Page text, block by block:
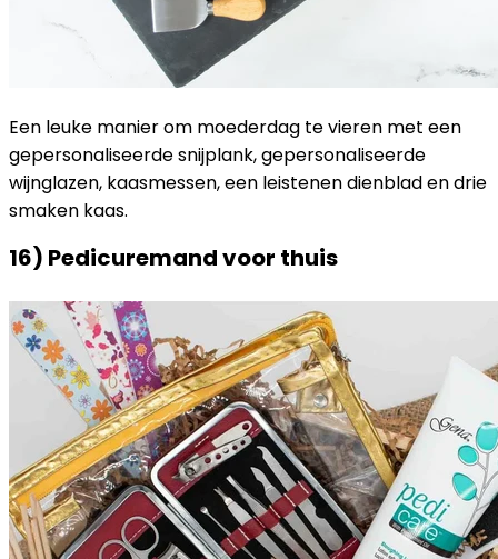
Een leuke manier om moederdag te vieren met een
gepersonaliseerde snijplank, gepersonaliseerde
wijnglazen, kaasmessen, een leistenen dienblad en drie
smaken kaas.
16) Pedicuremand voor thuis